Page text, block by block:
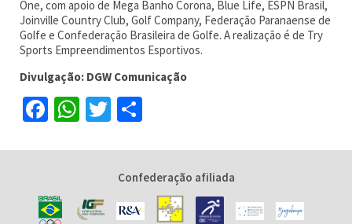
One, com apoio de Mega Banho Corona, Blue Life, ESPN Brasil,
Joinville Country Club, Golf Company, Federação Paranaense de
Golfe e Confederação Brasileira de Golfe. A realização é de Try
Sports Empreendimentos Esportivos.
Divulgação: DGW Comunicação
Facebook
WhatsApp
Twitter
Confederação afiliada